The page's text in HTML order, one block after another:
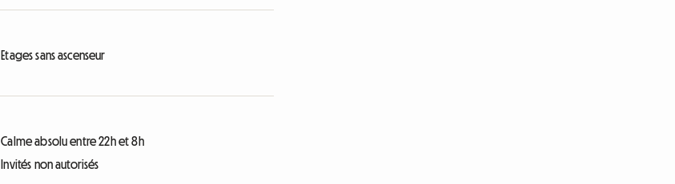
Etages sans ascenseur
Calme absolu entre 22h et 8h
Invités non autorisés